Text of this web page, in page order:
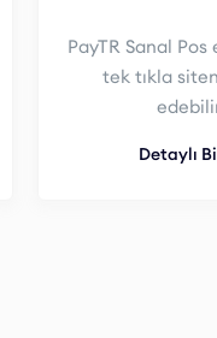
PayTR Sanal
tek tıkla
Detaylı